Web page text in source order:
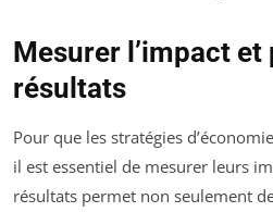
Mesurer l’impact
résultats
Pour que les stratégies
il est essentiel de mesurer leurs
résultats permet non seulement